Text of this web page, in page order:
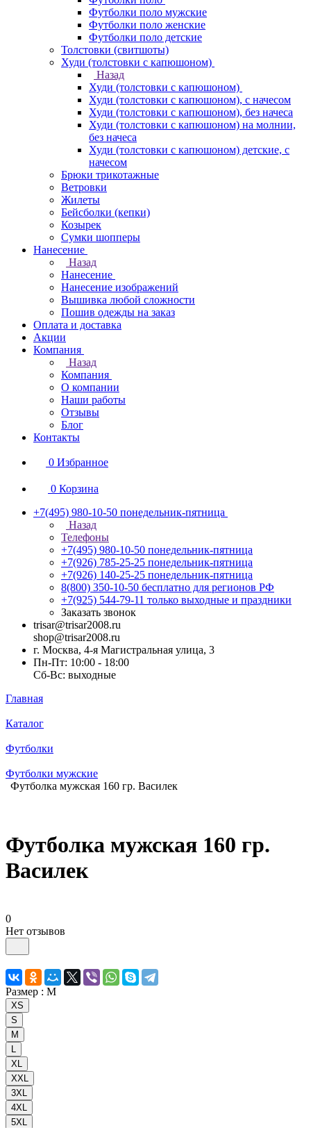
Футболки поло мужские
Футболки поло женские
Футболки поло детские
Толстовки (свитшоты)
Худи (толстовки с капюшоном)
Назад
Худи (толстовки с капюшоном)
Худи (толстовки c капюшоном), с начесом
Худи (толстовки c капюшоном), без начеса
Худи (толстовки с капюшоном) на молнии,
без начеса
Худи (толстовки c капюшоном) детские, с
начесом
Брюки трикотажные
Ветровки
Жилеты
Бейсболки (кепки)
Козырек
Сумки шопперы
Нанесение
Назад
Нанесение
Нанесение изображений
Вышивка любой сложности
Пошив одежды на заказ
Оплата и доставка
Акции
Компания
Назад
Компания
О компании
Наши работы
Отзывы
Блог
Контакты
0 Избранное
0 Корзина
+7(495) 980-10-50 понедельник-пятница
Назад
Телефоны
+7(495) 980-10-50 понедельник-пятница
+7(926) 785-25-25 понедельник-пятница
+7(926) 140-25-25 понедельник-пятница
8(800) 350-10-50 бесплатно для регионов РФ
+7(925) 544-79-11 только выходные и праздники
Заказать звонок
trisar@trisar2008.ru
shop@trisar2008.ru
г. Москва, 4-я Магистральная улица, 3
Пн-Пт: 10:00 - 18:00
Сб-Вс: выходные
Главная
Каталог
Футболки
Футболки мужские
Футболка мужская 160 гр. Василек
Футболка мужская 160 гр.
Василек
0
Нет отзывов
Размер : M
XS
S
M
L
XL
XXL
3XL
4XL
5XL